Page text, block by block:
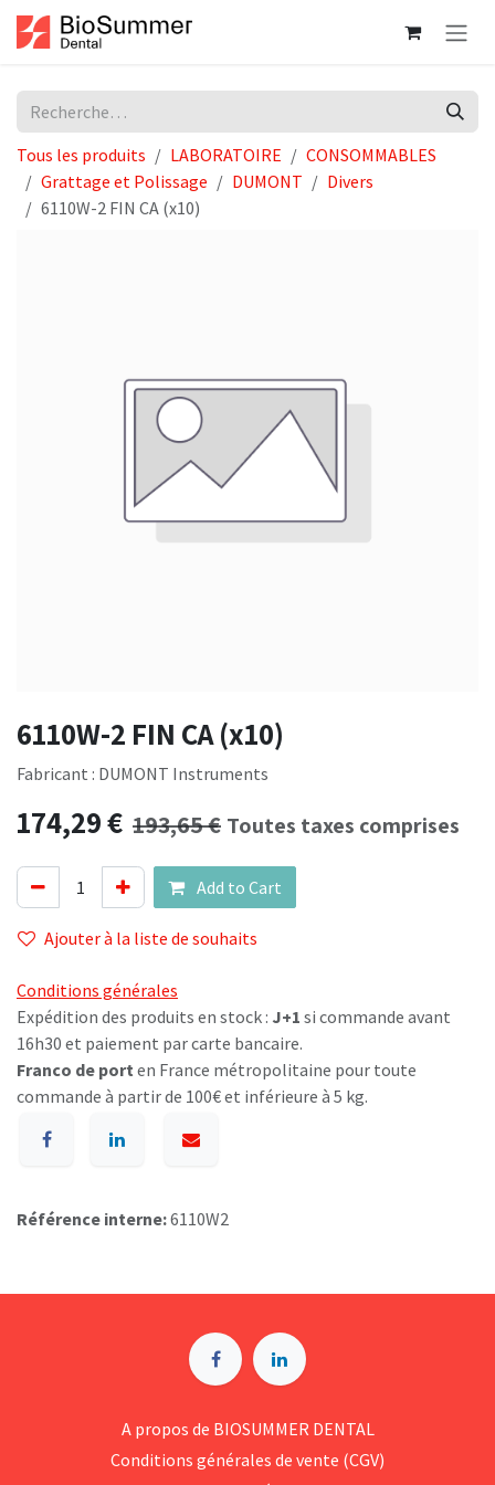
Se rendre au contenu
Tous les produits LABORATOIRE
CONSOMMABLES
Grattage et Polissage
DUMONT
Divers
6110W-2 FIN CA (x10)
6110W-2 FIN CA (x10)
Fabricant : DUMONT Instruments
174,29€ 193,65€ Toutes taxes comprises
Add to Cart
Ajouter à la liste de souhaits
Conditions générales
Expédition des produits en stock : J+1 si commande avant
16h30 et paiement par carte bancaire.
Franco de port en France métropolitaine pour toute
commande à partir de 100€ et inférieure à 5 kg.
Référence interne:6110W2
A p​ropos de BIOSUMMER DENTAL
Conditions générales d​e vente (CGV)